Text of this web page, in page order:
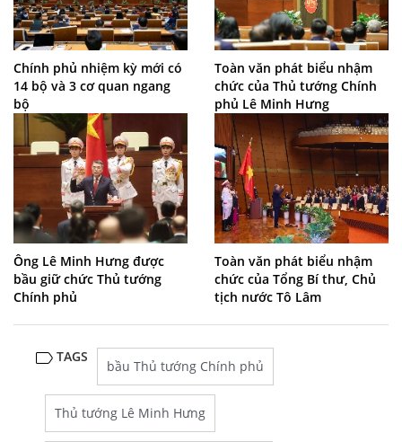
Chính phủ nhiệm kỳ mới có
14 bộ và 3 cơ quan ngang
bộ
Toàn văn phát biểu nhậm
chức của Thủ tướng Chính
phủ Lê Minh Hưng
Ông Lê Minh Hưng được
bầu giữ chức Thủ tướng
Chính phủ
Toàn văn phát biểu nhậm
chức của Tổng Bí thư, Chủ
tịch nước Tô Lâm
TAGS
bầu Thủ tướng Chính phủ
Thủ tướng Lê Minh Hưng